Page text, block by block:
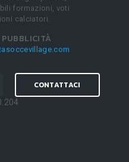
formazioni, voti
calciatori.
CONTATTACI